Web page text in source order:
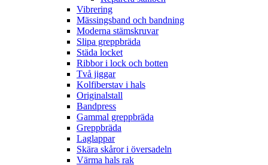
Vibrering
Mässingsband och bandning
Moderna stämskruvar
Slipa greppbräda
Städa locket
Ribbor i lock och botten
Två jiggar
Kolfiberstav i hals
Originalstall
Bandpress
Gammal greppbräda
Greppbräda
Laglappar
Skära skåror i översadeln
Värma hals rak